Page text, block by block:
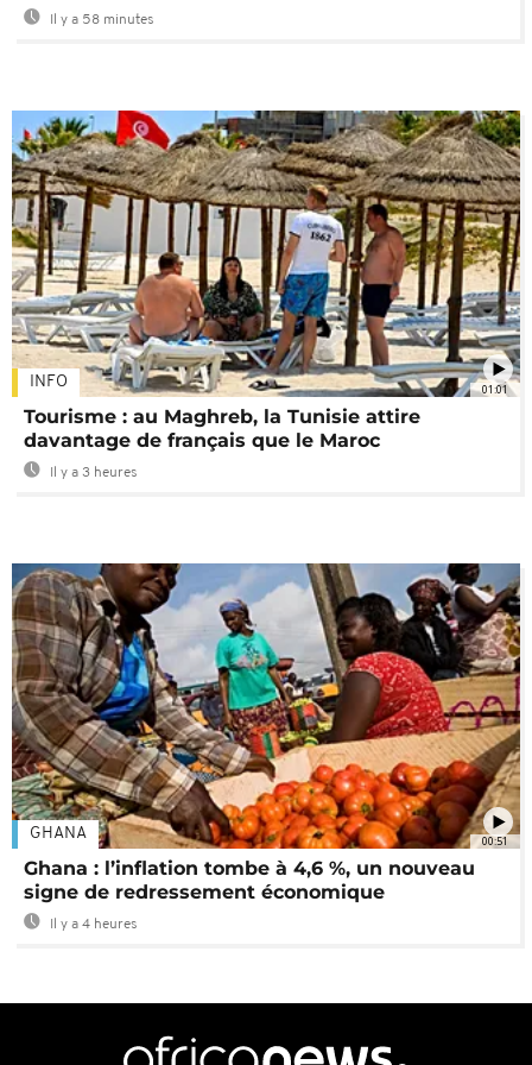
Il y a 58 minutes
01:01
INFO
Tourisme : au Maghreb, la Tunisie attire
davantage de français que le Maroc
Il y a 3 heures
00:51
GHANA
Ghana : l’inflation tombe à 4,6 %, un nouveau
signe de redressement économique
Il y a 4 heures